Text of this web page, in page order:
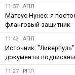
11:57 АПЛ
Матеус Нунес: я
фланговый защитник
11:43 АПЛ
Источник:
документы подписаны
11:27 РПЛ